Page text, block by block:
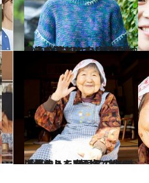
2022.12.2
お笑い芸人Aマッソの加納愛子が 描く、自意識の大暴走。 底知れない言語センスの源とは？
カルチャー
2023.2.4
「どうして寂しくても一人暮らしを 続けているのですか？」102歳、哲代おばあちゃんの弱気の虫の退治法
カルチャー